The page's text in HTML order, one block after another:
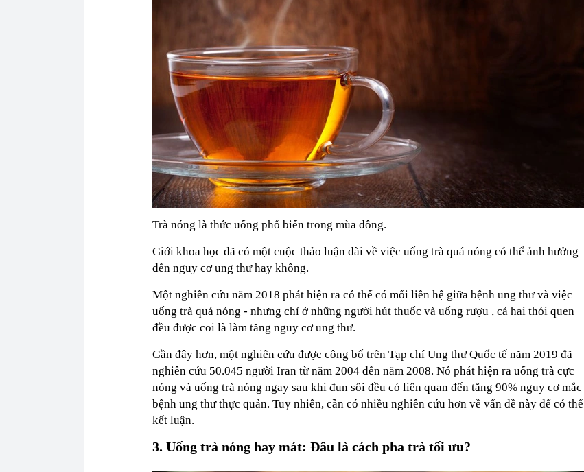
Trà nóng là thức uống phổ biến trong mùa đông.
Giới khoa học dã có một cuộc thảo luận dài về việc uống trà quá nóng có thể ảnh hưởng
đến nguy cơ ung thư hay không.
Một nghiên cứu năm 2018 phát hiện ra có thể có mối liên hệ giữa bệnh ung thư và việc
uống trà quá nóng - nhưng chỉ ở những người hút thuốc và uống rượu , cả hai thói quen
đều được coi là làm tăng nguy cơ ung thư.
Gần đây hơn, một nghiên cứu được công bố trên Tạp chí Ung thư Quốc tế năm 2019 đã
nghiên cứu 50.045 người Iran từ năm 2004 đến năm 2008. Nó phát hiện ra uống trà cực
nóng và uống trà nóng ngay sau khi đun sôi đều có liên quan đến tăng 90% nguy cơ mắc
bệnh ung thư thực quản. Tuy nhiên, cần có nhiều nghiên cứu hơn về vấn đề này để có thể
kết luận.
3. Uống trà nóng hay mát: Đâu là cách pha trà tối ưu?